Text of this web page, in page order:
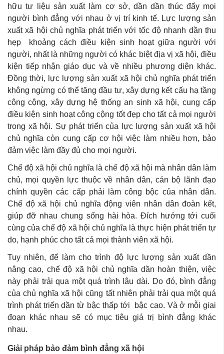
hữu tư liệu sản xuất làm cơ sở, dần dần thúc đẩy mọi
người bình đẳng với nhau ở vị trí kinh tế. Lực lượng sản
xuất xã hội chủ nghĩa phát triển với tốc độ nhanh dần thu
hẹp khoảng cách điều kiện sinh hoạt giữa người với
người, nhất là những người có khác biệt địa vị xã hội, điều
kiện tiếp nhận giáo dục và về nhiều phương diện khác.
Đồng thời, lực lượng sản xuất xã hội chủ nghĩa phát triển
không ngừng có thể tăng đầu tư, xây dựng kết cấu hạ tầng
công cộng, xây dựng hệ thống an sinh xã hội, cung cấp
điều kiện sinh hoạt công cộng tốt đẹp cho tất cả mọi người
trong xã hội. Sự phát triển của lực lượng sản xuất xã hội
chủ nghĩa còn cung cấp cơ hội việc làm nhiều hơn, bảo
đảm việc làm đầy đủ cho mọi người.
Chế độ xã hội chủ nghĩa là chế độ xã hội mà nhân dân làm
chủ, mọi quyền lực thuộc về nhân dân, cán bộ lãnh đạo
chính quyền các cấp phải làm công bộc của nhân dân.
Chế độ xã hội chủ nghĩa động viên nhân dân đoàn kết,
giúp đỡ nhau chung sống hài hòa. Đích hướng tới cuối
cùng của chế độ xã hội chủ nghĩa là thực hiện phát triển tự
do, hạnh phúc cho tất cả mọi thành viên xã hội.
Tuy nhiên, để làm cho trình độ lực lượng sản xuất dần
nâng cao, chế độ xã hội chủ nghĩa dần hoàn thiện, việc
này phải trải qua một quá trình lâu dài. Do đó, bình đẳng
của chủ nghĩa xã hội cũng tất nhiên phải trải qua một quá
trình phát triển dần từ bậc thấp tới bậc cao. Và ở mỗi giai
đoạn khác nhau sẽ có mục tiêu giá trị bình đẳng khác
nhau.
Giải pháp bảo đảm bình đẳng xã hội